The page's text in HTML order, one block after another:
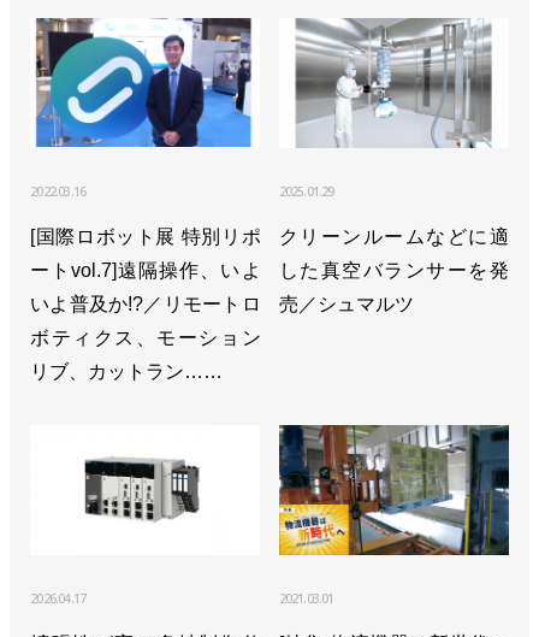
2022.03.16
[国際ロボット展 特別リポ
ートvol.7]遠隔操作、いよ
いよ普及か!?／リモートロ
ボティクス、モーション
リブ、カットラン……
2025.01.29
クリーンルームなどに適
した真空バランサーを発
売／シュマルツ
2026.04.17 2021.03.01